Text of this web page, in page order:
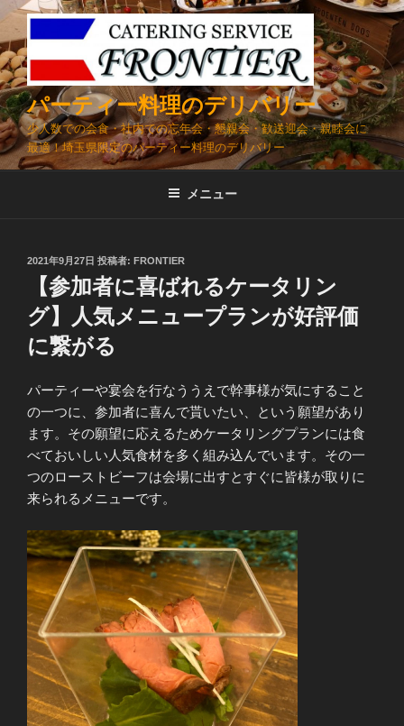
コ
テ
ン
ツ
へ
ス
キ
パーティー料理のデリバリー
少人数での会食・社内での忘年会・懇親会・歓送迎会・親睦会に
最適！埼玉県限定のパーティー料理のデリバリー
メニュー
投
2021年9月27日 投稿者: FRONTIER
【参加者に喜ばれるケータリン
グ】人気メニュープランが好評価
に繋がる
パーティーや宴会を行なううえで幹事様が気にすること
の一つに、参加者に喜んで貰いたい、という願望があり
ます。その願望に応えるためケータリングプランには食
べておいしい人気食材を多く組み込んでいます。その一
つのローストビーフは会場に出すとすぐに皆様が取りに
来られるメニューです。